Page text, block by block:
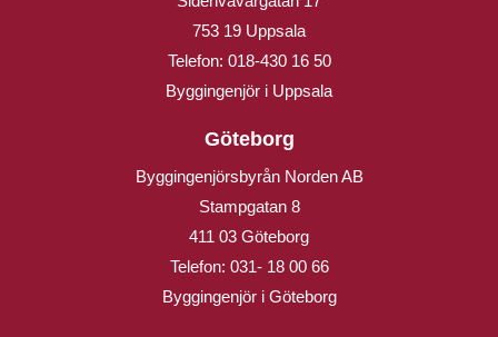
753 19 Uppsala
Telefon: 018-430 16 50
Byggingenjör i Uppsala
Göteborg
Byggingenjörsbyrån Norden AB
Stampgatan 8
411 03 Göteborg
Telefon: 031- 18 00 66
Byggingenjör i Göteborg